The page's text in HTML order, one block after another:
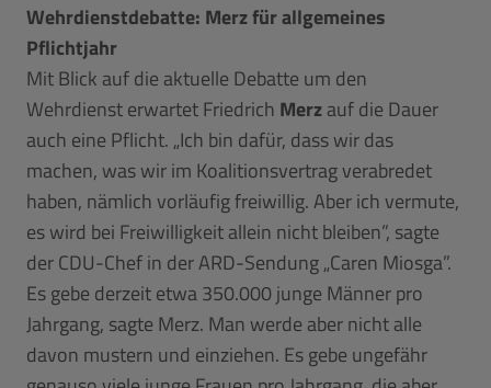
Wehrdienstdebatte: Merz für allgemeines
Pflichtjahr
Mit Blick auf die aktuelle Debatte um den
Wehrdienst erwartet Friedrich Merzauf die Dauer
auch eine Pflicht. „Ich bin dafür, dass wir das
machen, was wir im Koalitionsvertrag verabredet
haben, nämlich vorläufig freiwillig. Aber ich vermute,
es wird bei Freiwilligkeit allein nicht bleiben”, sagte
der CDU-Chef in der ARD-Sendung „Caren Miosga”.
Es gebe derzeit etwa 350.000 junge Männer pro
Jahrgang, sagte Merz. Man werde aber nicht alle
davon mustern und einziehen. Es gebe ungefähr